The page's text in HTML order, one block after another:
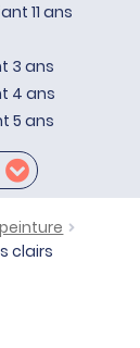
11 ans
3 ans
4 ans
5 ans
clairs